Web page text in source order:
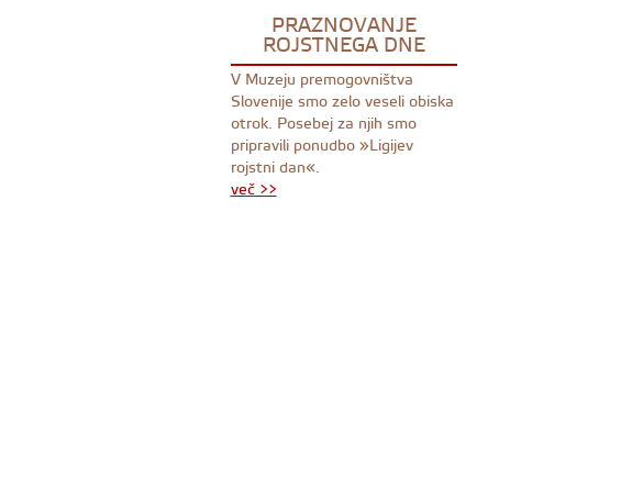
PRAZNOVANJE
ROJSTNEGA DNE
V Muzeju premogovništva
Slovenije smo zelo veseli obiska
otrok. Posebej za njih smo
pripravili ponudbo »Ligijev
rojstni dan«.
več >>